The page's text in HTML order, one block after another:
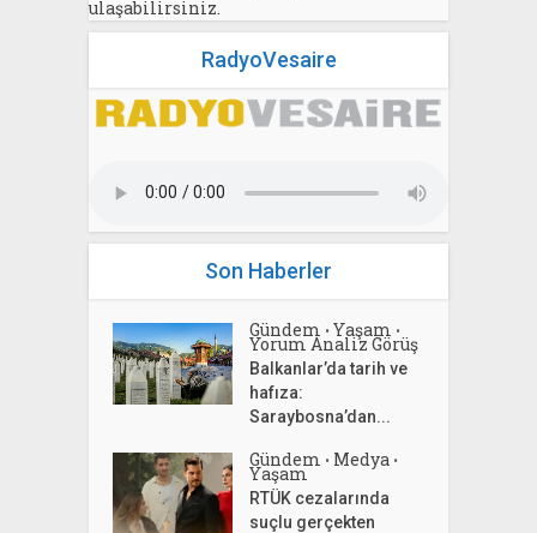
ulaşabilirsiniz.
RadyoVesaire
Son Haberler
Gündem • Yaşam •
Yorum Analiz Görüş
Balkanlar’da tarih ve
hafıza:
Saraybosna’dan...
Gündem • Medya •
Yaşam
RTÜK cezalarında
suçlu gerçekten